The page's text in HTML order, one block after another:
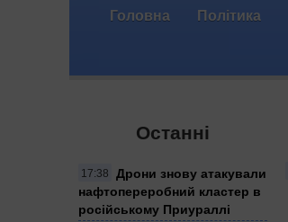
Головна Політика
Останні
17:38
Дрони знову атакували
нафтопереробний кластер в
російському Приураллі